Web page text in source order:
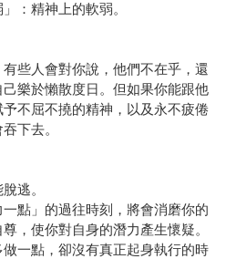
：精神上的軟弱。
些人會對你說，他們不在乎，還
樂於懶散度日。但如果你能跟他
不屈不撓的精神，以及永不疲倦
下去。
逃。
點」的過往時刻，將會消磨你的
，使你對自身的潛力產生懷疑。
一點，卻沒有真正起身執行的時